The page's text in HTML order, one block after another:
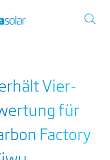
Vier-
für
Factory